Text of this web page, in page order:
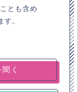
とも含め
。